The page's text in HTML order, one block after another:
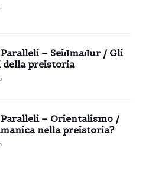
– Seiđmađur / Gli
della preistoria
– Orientalismo /
nella preistoria?